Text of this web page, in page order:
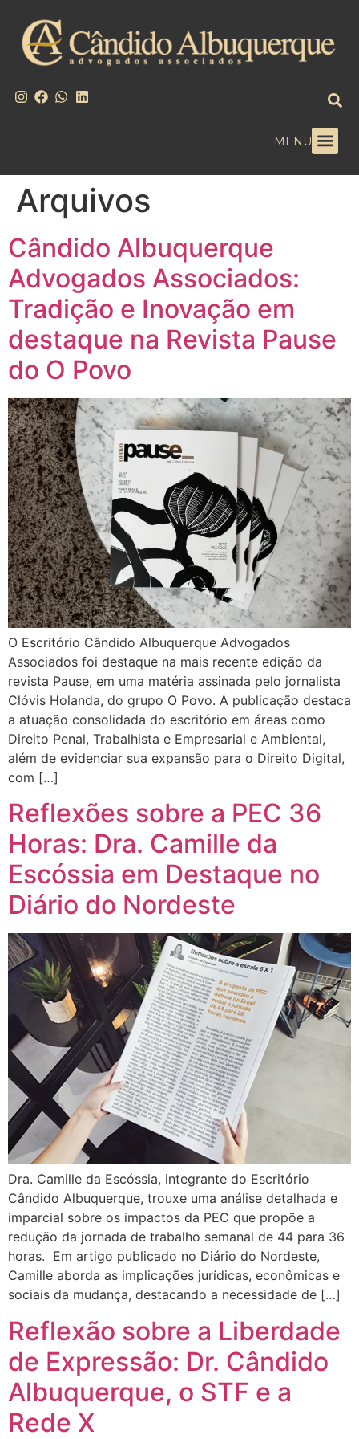
MENU
Arquivos
Cândido Albuquerque
Advogados Associados:
Tradição e Inovação em
destaque na Revista Pause
do O Povo
O Escritório Cândido Albuquerque Advogados
Associados foi destaque na mais recente edição da
revista Pause, em uma matéria assinada pelo jornalista
Clóvis Holanda, do grupo O Povo. A publicação destaca
a atuação consolidada do escritório em áreas como
Direito Penal, Trabalhista e Empresarial e Ambiental,
além de evidenciar sua expansão para o Direito Digital,
com […]
Reflexões sobre a PEC 36
Horas: Dra. Camille da
Escóssia em Destaque no
Diário do Nordeste
Dra. Camille da Escóssia, integrante do Escritório
Cândido Albuquerque, trouxe uma análise detalhada e
imparcial sobre os impactos da PEC que propõe a
redução da jornada de trabalho semanal de 44 para 36
horas. Em artigo publicado no Diário do Nordeste,
Camille aborda as implicações jurídicas, econômicas e
sociais da mudança, destacando a necessidade de […]
Reflexão sobre a Liberdade
de Expressão: Dr. Cândido
Albuquerque, o STF e a
Rede X